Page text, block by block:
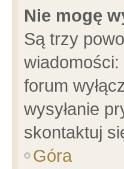
Nie mogę
Są trzy
forum
wysyłanie
skontaktuj
Góra